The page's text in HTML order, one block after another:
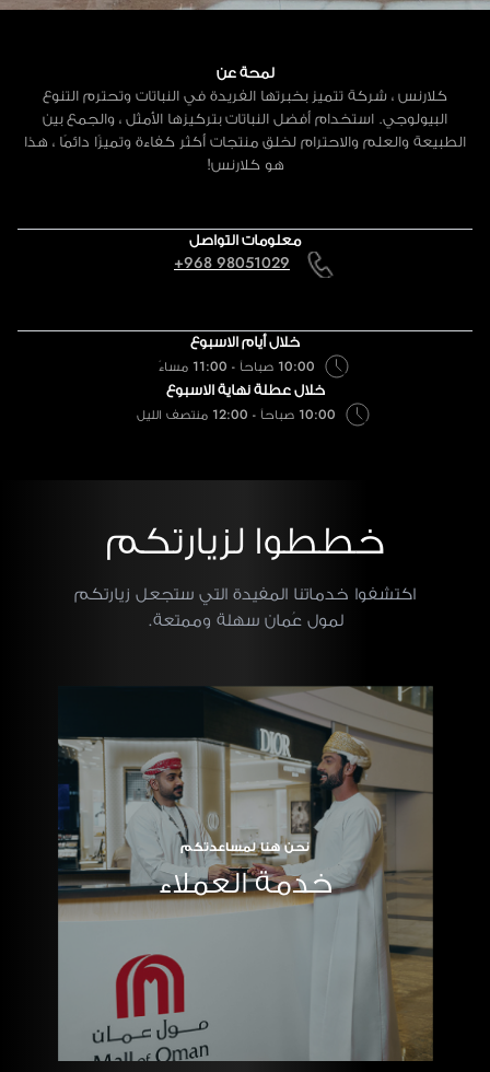
لمحة عن
كلارنس ، شركة تتميز بخبرتها الفريدة في النباتات وتحترم التنوع
البيولوجي. استخدام أفضل النباتات بتركيزها الأمثل ، والجمع بين
الطبيعة والعلم والاحترام لخلق منتجات أكثر كفاءة وتميزًا دائمًا ، هذا
هو كلارنس!
معلومات التواصل
+968 98051029
خلال أيام الاسبوع
10:00 صباحاً - 11:00 مساءً
خلال عطلة نهاية الاسبوع
10:00 صباحاً - 12:00 منتصف الليل
خططوا لزيارتكم
اكتشفوا خدماتنا المفيدة التي ستجعل زيارتكم
لمول عُمان سهلة وممتعة.
نحن هنا لمساعدتكم
خدمة العملاء